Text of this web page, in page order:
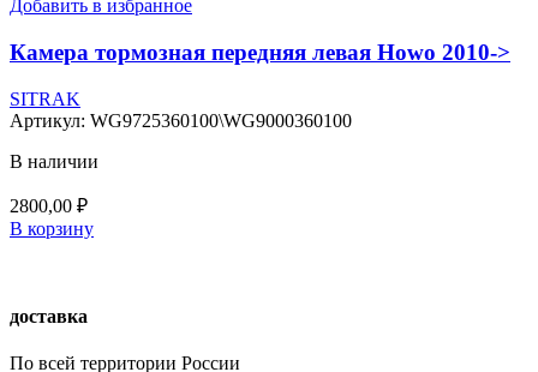
Добавить в избранное
Камера тормозная передняя левая Howo 2010->
SITRAK
Артикул: WG9725360100\WG9000360100
В наличии
2800,00 ₽
В корзину
доставка
По всей территории России